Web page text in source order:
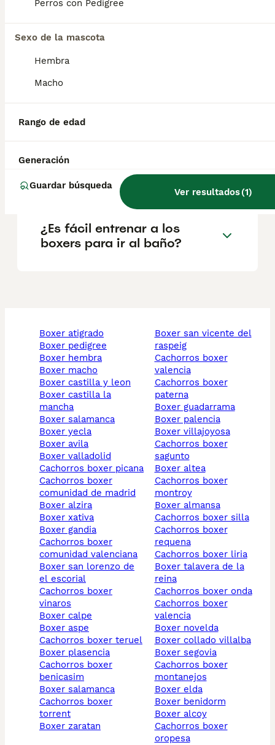
Perros con Pedigree
Sexo de la mascota
Hembra
Macho
Rango de edad
Generación
Guardar búsqueda
Ver resultados(1)
¿Cuál es la mejor edad para
adquirir un cachorro boxer?
cachorros?
¿Es un boxer un buen perro
de casa?
¿Es fácil entrenar a los
boxers para ir al baño?
boxer atigrado
boxer pedigree
boxer hembra
boxer macho
boxer castilla y leon
boxer castilla la
mancha
boxer salamanca
boxer yecla
boxer avila
boxer valladolid
cachorros boxer picana
cachorros boxer
comunidad de madrid
boxer alzira
boxer xativa
boxer gandia
cachorros boxer
comunidad valenciana
boxer san lorenzo de
el escorial
cachorros boxer
vinaros
boxer calpe
boxer aspe
cachorros boxer teruel
boxer plasencia
cachorros boxer
benicasim
boxer salamanca
cachorros boxer
torrent
boxer zaratan
boxer san vicente del
raspeig
cachorros boxer
valencia
cachorros boxer
paterna
boxer guadarrama
boxer palencia
boxer villajoyosa
cachorros boxer
sagunto
boxer altea
cachorros boxer
montroy
boxer almansa
cachorros boxer silla
cachorros boxer
requena
cachorros boxer liria
boxer talavera de la
reina
cachorros boxer onda
cachorros boxer
valencia
boxer novelda
boxer collado villalba
boxer segovia
cachorros boxer
montanejos
boxer elda
boxer benidorm
boxer alcoy
cachorros boxer
oropesa